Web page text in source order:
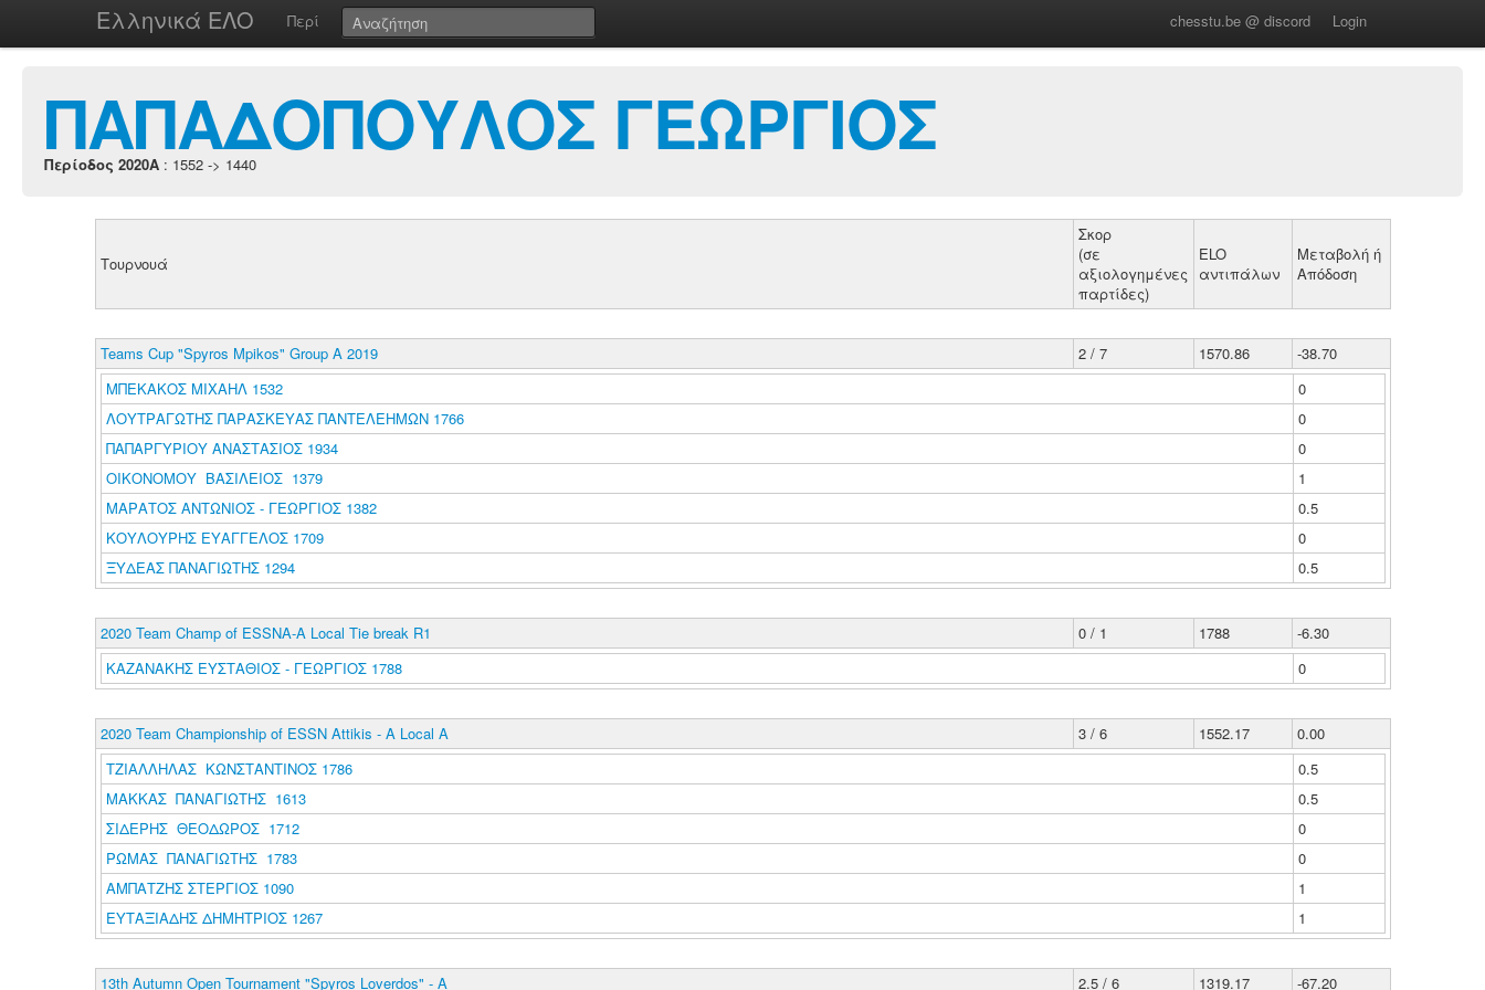
Ελληνικά ΕΛΟ Περί chesstu.be @ discord Login
ΠΑΠΑΔΟΠΟΥΛΟΣ ΓΕΩΡΓΙΟΣ
Περίοδος 2020A : 1552 -> 1440
Τουρνουά
Σκορ
(σε
αξιολογημένες
παρτίδες)
ELO
αντιπάλων
Μεταβολή ή
Απόδοση
Teams Cup "Spyros Mpikos" Group A 2019 2 / 7 1570.86
-38.70
ΜΠΕΚΑΚΟΣ ΜΙΧΑΗΛ 1532
0
ΛΟΥΤΡΑΓΩΤΗΣ ΠΑΡΑΣΚΕΥΑΣ ΠΑΝΤΕΛΕΗΜΩΝ 1766
0
ΠΑΠΑΡΓΥΡΙΟΥ ΑΝΑΣΤΑΣΙΟΣ 1934
0
ΟΙΚΟΝΟΜΟΥ ΒΑΣΙΛΕΙΟΣ 1379
1
ΜΑΡΑΤΟΣ ΑΝΤΩΝΙΟΣ - ΓΕΩΡΓΙΟΣ 1382
0.5
ΚΟΥΛΟΥΡΗΣ ΕΥΑΓΓΕΛΟΣ 1709
0
ΞΥΔΕΑΣ ΠΑΝΑΓΙΩΤΗΣ 1294
0.5
2020 Team Champ of ESSNA-A Local Tie break R1 0 / 1 1788
-6.30
ΚΑΖΑΝΑΚΗΣ ΕΥΣΤΑΘΙΟΣ - ΓΕΩΡΓΙΟΣ 1788
0
2020 Team Championship of ESSN Attikis - A Local A 3 / 6 1552.17
0.00
ΤΖΙΑΛΛΗΛΑΣ ΚΩΝΣΤΑΝΤΙΝΟΣ 1786
0.5
ΜΑΚΚΑΣ ΠΑΝΑΓΙΩΤΗΣ 1613
0.5
ΣΙΔΕΡΗΣ ΘΕΟΔΩΡΟΣ 1712
0
ΡΩΜΑΣ ΠΑΝΑΓΙΩΤΗΣ 1783
0
ΑΜΠΑΤΖΗΣ ΣΤΕΡΓΙΟΣ 1090
1
ΕΥΤΑΞΙΑΔΗΣ ΔΗΜΗΤΡΙΟΣ 1267
1
13th Autumn Open Tournament "Spyros Loverdos" - A 2.5 / 6 1319.17 -67.20